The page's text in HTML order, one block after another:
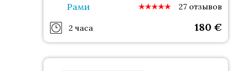
Рами 27 отзывов
2 часа 180 €